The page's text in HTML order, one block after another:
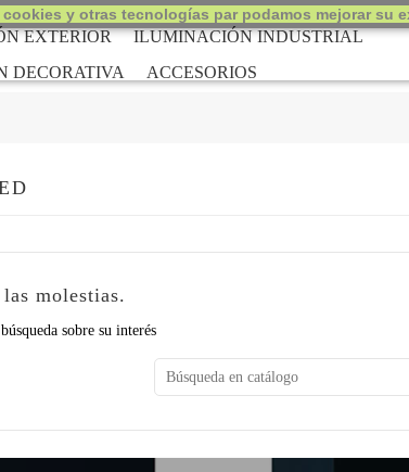
EXTERIOR
ILUMINACIÓN INDUSTRIAL
DECORATIVA ACCESORIOS
molestias.
sobre su interés
y otras tecnologías par podamos mejorar su